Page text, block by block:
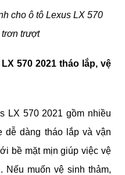
cho ô tô Lexus LX 570
trượt
570 2021 tháo lắp, vệ
LX 570 2021 gồm nhiều
dễ dàng tháo lắp và vận
bề mặt mịn giúp việc vệ
muốn vệ sinh thảm,